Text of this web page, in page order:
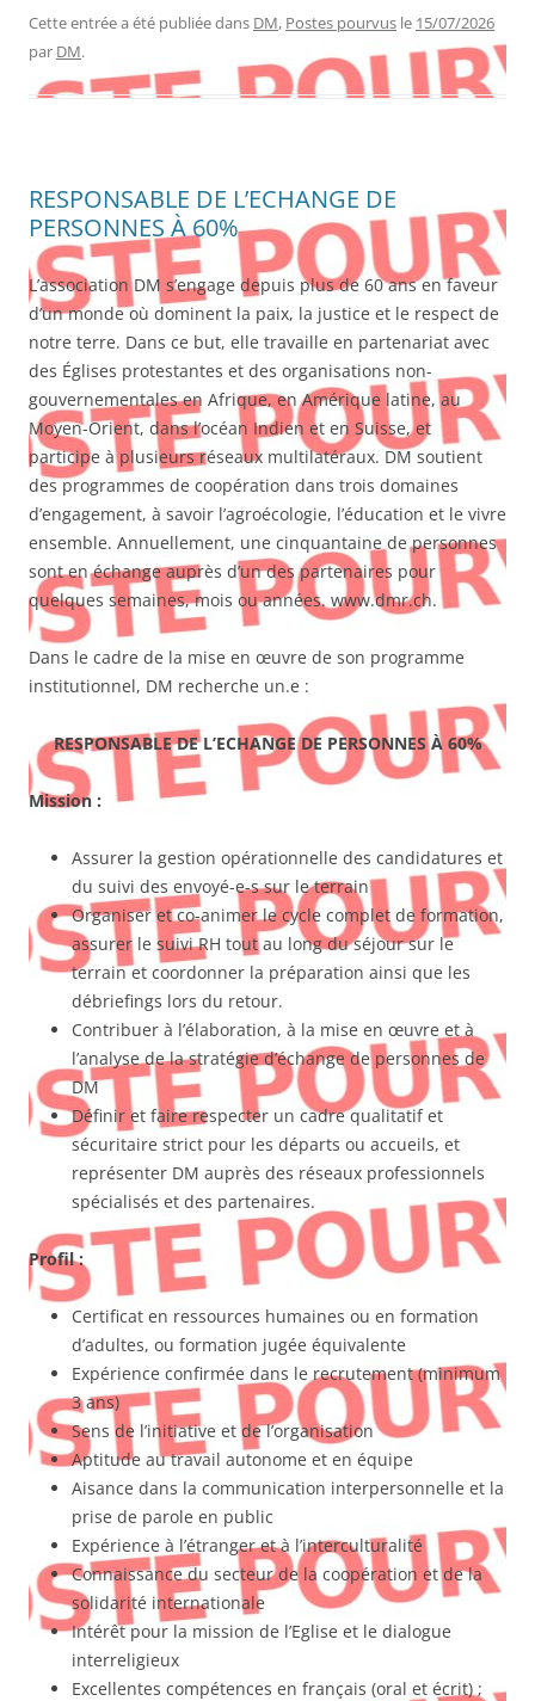
Cette entrée a été publiée dans DM, Postes pourvus le 15/07/2026
par DM.
RESPONSABLE DE L’ECHANGE DE
PERSONNES À 60%
L’association DM s’engage depuis plus de 60 ans en faveur
d’un monde où dominent la paix, la justice et le respect de
notre terre. Dans ce but, elle travaille en partenariat avec
des Églises protestantes et des organisations non-
gouvernementales en Afrique, en Amérique latine, au
Moyen-Orient, dans l’océan Indien et en Suisse, et
participe à plusieurs réseaux multilatéraux. DM soutient
des programmes de coopération dans trois domaines
d’engagement, à savoir l’agroécologie, l’éducation et le vivre
ensemble. Annuellement, une cinquantaine de personnes
sont en échange auprès d’un des partenaires pour
quelques semaines, mois ou années. www.dmr.ch.
Dans le cadre de la mise en œuvre de son programme
institutionnel, DM recherche un.e :
RESPONSABLE DE L’ECHANGE DE PERSONNES À 60%
Mission :
Assurer la gestion opérationnelle des candidatures et
du suivi des envoyé-e-s sur le terrain
Organiser et co-animer le cycle complet de formation,
assurer le suivi RH tout au long du séjour sur le
terrain et coordonner la préparation ainsi que les
débriefings lors du retour.
Contribuer à l’élaboration, à la mise en œuvre et à
l’analyse de la stratégie d’échange de personnes de
DM
Définir et faire respecter un cadre qualitatif et
sécuritaire strict pour les départs ou accueils, et
représenter DM auprès des réseaux professionnels
spécialisés et des partenaires.
Profil :
Certificat en ressources humaines ou en formation
d’adultes, ou formation jugée équivalente
Expérience confirmée dans le recrutement (minimum
3 ans)
Sens de l’initiative et de l’organisation
Aptitude au travail autonome et en équipe
Aisance dans la communication interpersonnelle et la
prise de parole en public
Expérience à l’étranger et à l’interculturalité
Connaissance du secteur de la coopération et de la
solidarité internationale
Intérêt pour la mission de l’Eglise et le dialogue
interreligieux
Excellentes compétences en français (oral et écrit) ;